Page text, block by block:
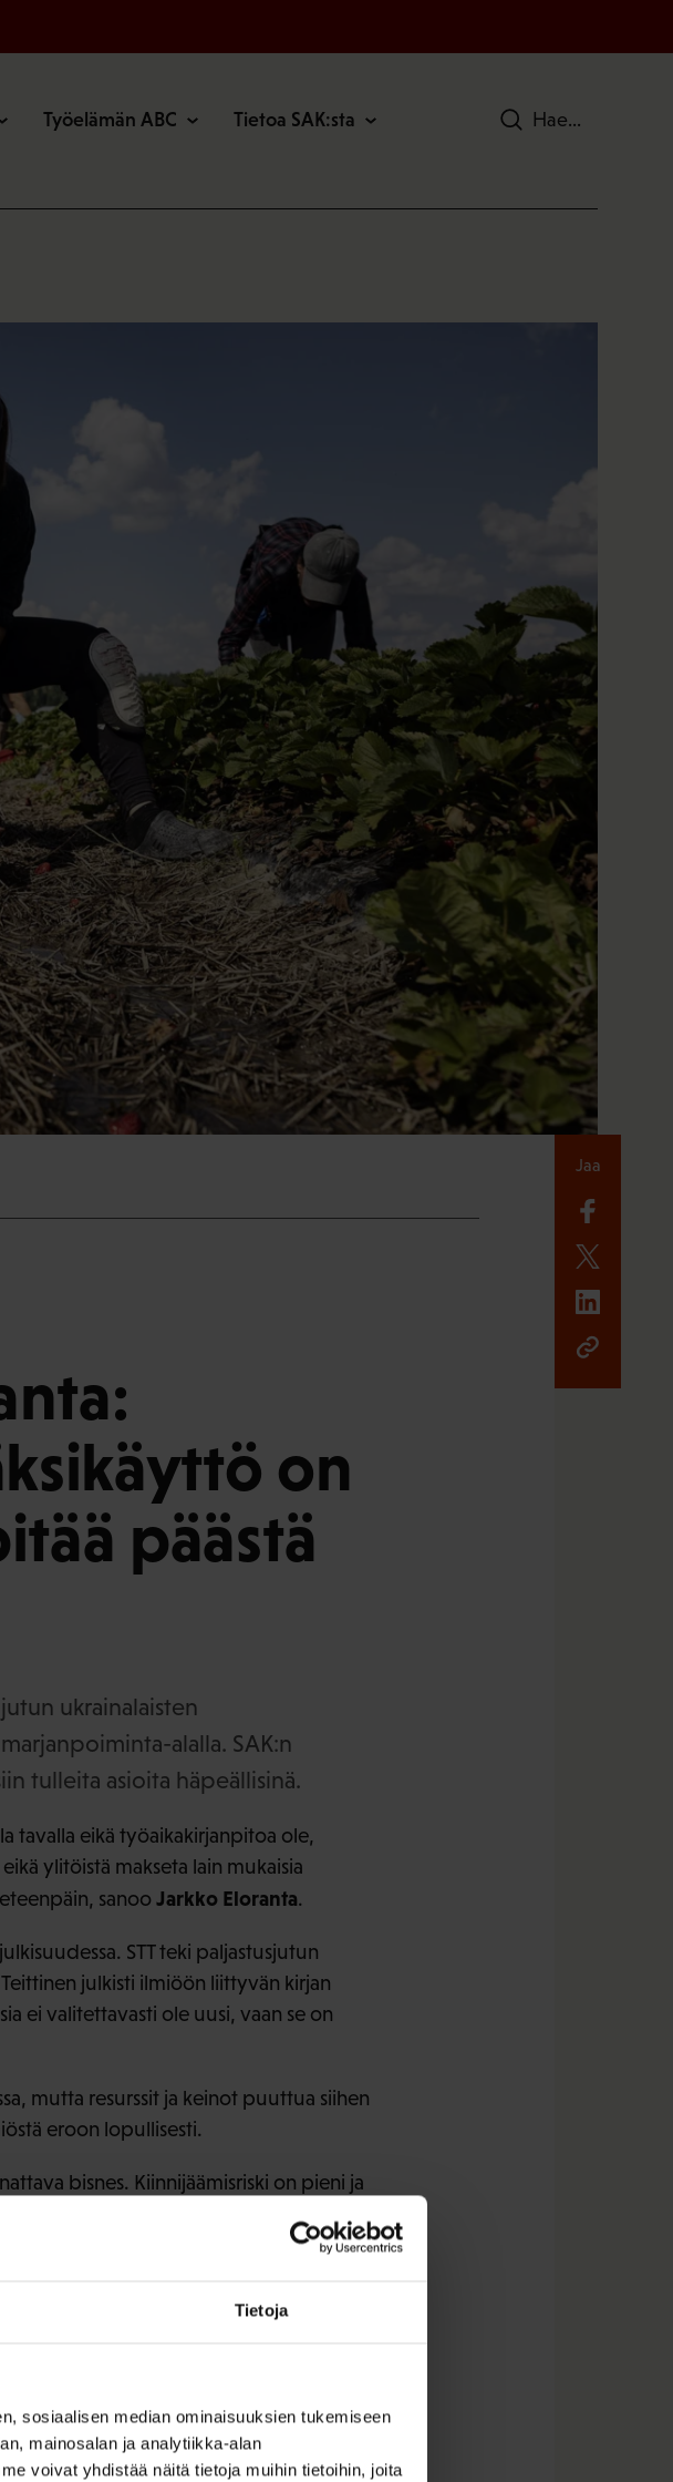
Tietoja
sosiaalisen median ominaisuuksien tukemiseen
mainosalan ja analytiikka-alan
voivat yhdistää näitä tietoja muihin tietoihin, joita
Työelämän ABC Tietoa SAK:sta Hae
on
päästä
ukrainalaisten
alalla. SAK:n
tulleita asioita häpeällisinä.
tavalla eikä työaikakirjanpitoa ole,
ylitöistä makseta lain mukaisia
sanoo Jarkko Eloranta.
STT teki paljastusjutun
julkisti ilmiöön liittyvän kirjan
ei valitettavasti ole uusi, vaan se on
mutta resurssit ja keinot puuttua siihen
eroon lopullisesti.
bisnes. Kiinnijäämisriski on pieni ja
tilaajavastuulain
vastuuttamalla ostaja ovat
SAK:n Eloranta toteaa.
eivät poliittisista syistä kelpaa,
Jaa